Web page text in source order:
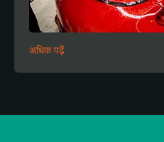
अधिक पढ़ें